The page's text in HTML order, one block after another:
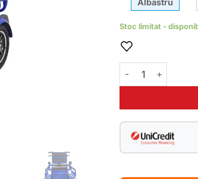
Stoc limitat -
Cantitate Triciclu